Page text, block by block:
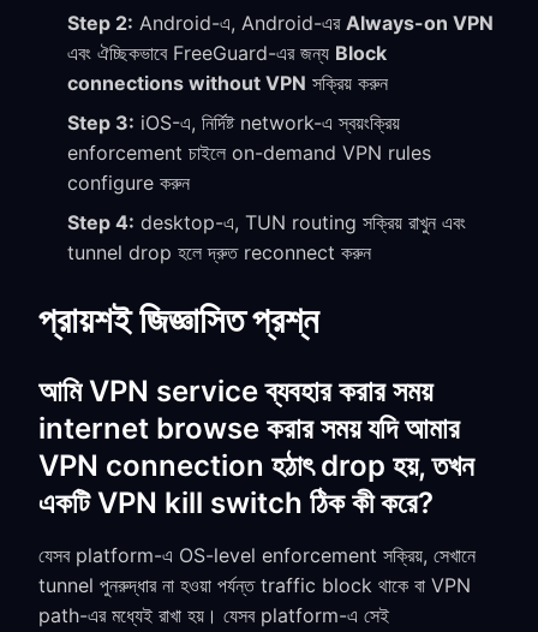
Step 2: Android-এ, Android-এর Always-on VPN
এবং ঐচ্ছিকভাবে FreeGuard-এর জন্য Block
connections without VPN সক্রিয় করুন
Step 3: iOS-এ, নির্দিষ্ট network-এ স্বয়ংক্রিয়
enforcement চাইলে on-demand VPN rules
configure করুন
Step 4: desktop-এ, TUN routing সক্রিয় রাখুন এবং
tunnel drop হলে দ্রুত reconnect করুন
প্রায়শই জিজ্ঞাসিত প্রশ্ন
আমি VPN service ব্যবহার করার সময়
internet browse করার সময় যদি আমার
VPN connection হঠাৎ drop হয়, তখন
একটি VPN kill switch ঠিক কী করে?
যেসব platform-এ OS-level enforcement সক্রিয়, সেখানে
tunnel পুনরুদ্ধার না হওয়া পর্যন্ত traffic block থাকে বা VPN
path-এর মধ্যেই রাখা হয়। যেসব platform-এ সেই